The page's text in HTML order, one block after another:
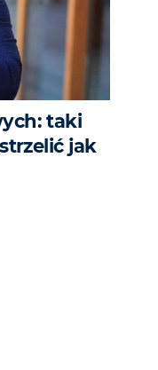
taki
jak